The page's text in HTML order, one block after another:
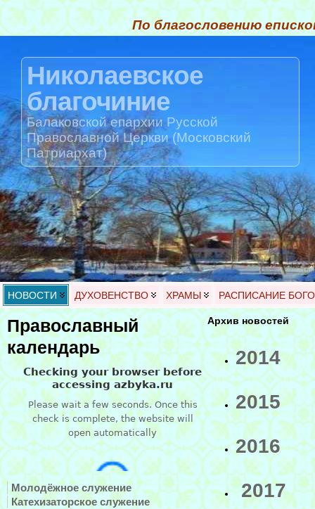
По благословению
Николаевское
благочиние
Балаковской епархии Русской
Православной Церкви (Московский
Патриархат)
НОВОСТИ ДУХОВЕНСТВО ХРАМЫ РАСПИСАНИЕ
Православный
календарь
Молодёжное служение
Катехизаторское служение
Архив новостей
2014
2015
2016
2017